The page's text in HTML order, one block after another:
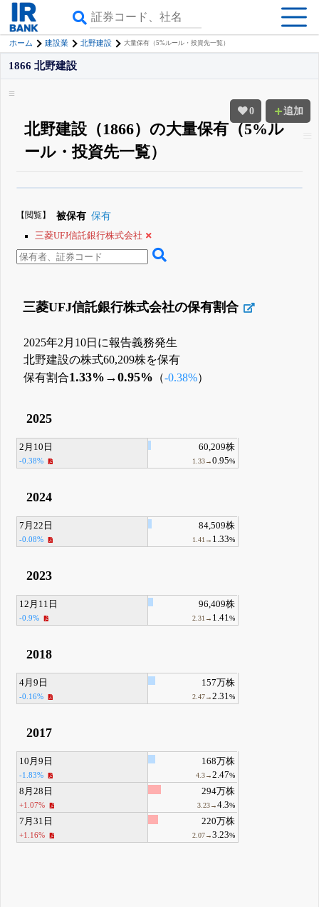
ホーム 建設業 北野建設 大量保有（5%ルール・投資先一覧）
0 追加
1866 北野建設
北野建設（1866）の大量保有（5%ル
ール・投資先一覧）
に詳しく分かる無料でβ版をはじめる
登録すると永久30%OFFと米株版の先行利用も付きます
【閲覧】 被保有 保有
三菱UFJ信託銀行株式会社
三菱UFJ信託銀行株式会社の保有割合
2025年2月10日に報告義務発生
北野建設の株式60,209株を保有
保有割合1.33%→0.95% （-0.38%）
2025
2月10日
-0.38%
60,209株
1.33→0.95%
2024
7月22日
-0.08%
84,509株
1.41→ 1.33%
2023
12月11日
-0.9%
96,409株
2.31→ 1.41%
2018
4月9日
-0.16%
157万株
2.47→2.31%
2017
10月9日
-1.83%
168万株
4.3→2.47%
8月28日
+1.07%
294万株
3.23→4.3%
7月31日
+1.16%
220万株
2.07→3.23%